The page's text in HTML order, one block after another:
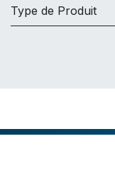
Type de Produit